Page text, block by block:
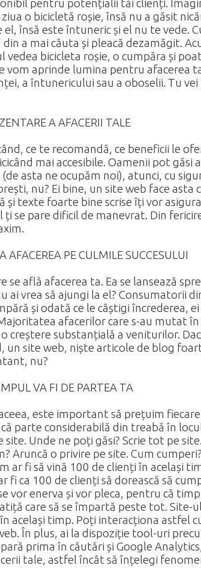
pentru potențialii tăi clienți.
o bicicletă roșie, însă nu a găsit
el, însă este întuneric și el nu te vede.
a mai căuta și pleacă dezamăgit.
bicicleta roșie, o cumpăra și
vom aprinde lumina pentru afacerea
a întunericului sau a oboselii. Tu
A AFACERII TALE
ce te recomandă, ce beneficii le
mai accesibile. Oamenii pot găsi
asta ne ocupăm noi), atunci, cu
nu? Ei bine, un site web face asta
și texte foarte bine scrise îți vor
se pare dificil de manevrat. Din
AFACEREA PE CULMILE SUCCESULUI
se află afacerea ta. Ea se lansează
ai vrea să ajungi la el? Consumatorii
și odată ce le câștigi încrederea,
afacerilor care s-au mutat
substanțială a veniturilor.
un site web, niște articole de blog
nu?
VA FI DE PARTEA TA
este important să prețuim
parte considerabilă din treabă în
site. Unde ne poți găsi? Scrie tot pe
Aruncă o privire pe site. Cum
ar fi să vină 100 de clienți în același
fi ca 100 de clienți să dorească să
vor enerva și vor pleca, pentru că
care să se împartă peste tot. Site-
același timp. Poți interacționa astfel
În plus, ai la dispoziție tool-uri
prima în căutări și Google
tale, astfel încât să înțelegi